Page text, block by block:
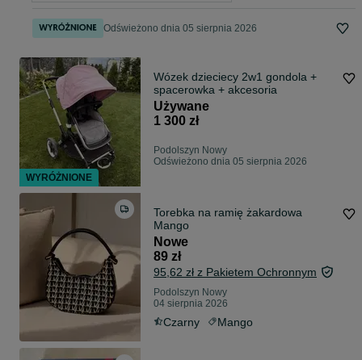
Odświeżono dnia 05 sierpnia 2026
Wózek dzieciecy 2w1 gondola +
spacerowka + akcesoria
Używane
1 300 zł
Podolszyn Nowy
Odświeżono dnia 05 sierpnia 2026
Torebka na ramię żakardowa
Mango
Nowe
89 zł
95,62 zł z Pakietem Ochronnym
Podolszyn Nowy
04 sierpnia 2026
Czarny Mango
WYRÓŻNIONE